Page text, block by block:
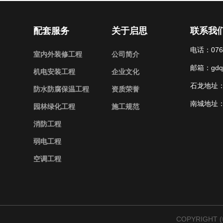
配套服务
室内外装修工程
机电安装工程
防水防腐保温工程
园林绿化工程
消防工程
弱电工程
空调工程
关于启思
公司简介
企业文化
资质荣誉
施工规范
联系我
电话：
邮箱：
石龙地址
南城地址
COPYRIGHT